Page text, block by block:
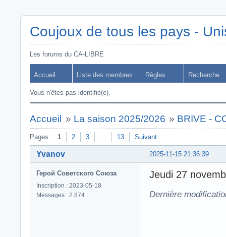
Coujoux de tous les pays -
Les forums du CA-LIBRE
Accueil Liste des membres Règles Recherche
Vous n'êtes pas identifié(e).
Accueil » La saison 2025/2026 » BRIVE -
Pages : 1 2 3 … 13 Suivant
2025-11-15 21:36:39
Yvanov
Герой Советского Союза
Inscription : 2023-05-18
Messages : 2 874
Jeudi 27
Dernière